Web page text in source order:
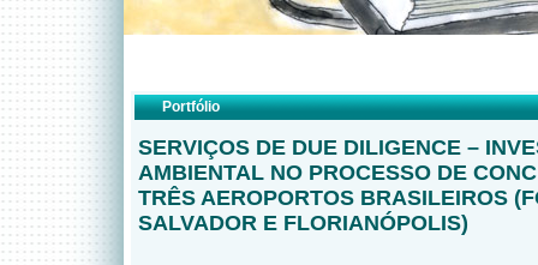
Portfólio
SERVIÇOS DE DUE DILIGENCE –
AMBIENTAL NO PROCESSO DE
TRÊS AEROPORTOS BRASILEIROS
SALVADOR E FLORIANÓPOLIS)